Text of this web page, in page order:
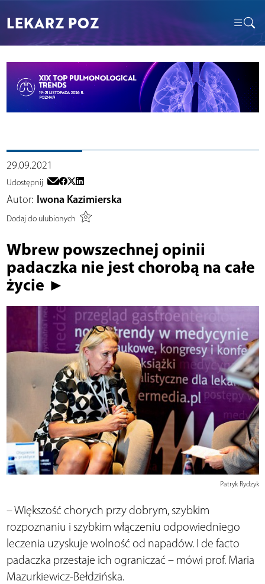
LEKARZ POZ
29.09.2021
Udostępnij
Autor: Iwona Kazimierska
Dodaj do ulubionych
Wbrew powszechnej opinii
padaczka nie jest chorobą na całe
życie ►
Patryk Rydzyk
– Większość chorych przy dobrym, szybkim
rozpoznaniu i szybkim włączeniu odpowiedniego
leczenia uzyskuje wolność od napadów. I de facto
padaczka przestaje ich ograniczać – mówi prof. Maria
Mazurkiewicz-Bełdzińska.